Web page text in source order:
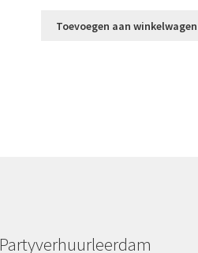
Toevoegen aan winkelwagen
Partyverhuurleerdam